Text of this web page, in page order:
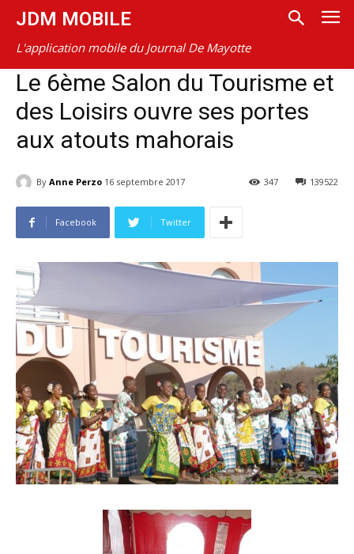
JDM MOBILE
L'application mobile du Journal De Mayotte
Le 6ème Salon du Tourisme et
des Loisirs ouvre ses portes
aux atouts mahorais
By Anne Perzo 16 septembre 2017 139522
347
Facebook Twitter